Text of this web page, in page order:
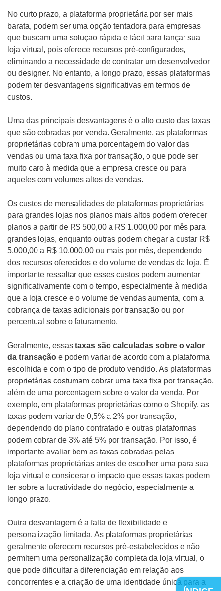
No curto prazo, a plataforma proprietária por ser mais
barata, podem ser uma opção tentadora para empresas
que buscam uma solução rápida e fácil para lançar sua
loja virtual, pois oferece recursos pré-configurados,
eliminando a necessidade de contratar um desenvolvedor
ou designer. No entanto, a longo prazo, essas plataformas
podem ter desvantagens significativas em termos de
custos.
Uma das principais desvantagens é o alto custo das taxas
que são cobradas por venda. Geralmente, as plataformas
proprietárias cobram uma porcentagem do valor das
vendas ou uma taxa fixa por transação, o que pode ser
muito caro à medida que a empresa cresce ou para
aqueles com volumes altos de vendas.
Os custos de mensalidades de plataformas proprietárias
para grandes lojas nos planos mais altos podem oferecer
planos a partir de R$ 500,00 a R$ 1.000,00 por mês para
grandes lojas, enquanto outras podem chegar a custar R$
5.000,00 a R$ 10.000,00 ou mais por mês, dependendo
dos recursos oferecidos e do volume de vendas da loja. É
importante ressaltar que esses custos podem aumentar
significativamente com o tempo, especialmente à medida
que a loja cresce e o volume de vendas aumenta, com a
cobrança de taxas adicionais por transação ou por
percentual sobre o faturamento.
Geralmente, essas taxas são calculadas sobre o valor
da transação e podem variar de acordo com a plataforma
escolhida e com o tipo de produto vendido. As plataformas
proprietárias costumam cobrar uma taxa fixa por transação,
além de uma porcentagem sobre o valor da venda. Por
exemplo, em plataformas proprietárias como o Shopify, as
taxas podem variar de 0,5% a 2% por transação,
dependendo do plano contratado e outras plataformas
podem cobrar de 3% até 5% por transação. Por isso, é
importante avaliar bem as taxas cobradas pelas
plataformas proprietárias antes de escolher uma para sua
loja virtual e considerar o impacto que essas taxas podem
ter sobre a lucratividade do negócio, especialmente a
longo prazo.
Outra desvantagem é a falta de flexibilidade e
personalização limitada. As plataformas proprietárias
geralmente oferecem recursos pré-estabelecidos e não
permitem uma personalização completa da loja virtual, o
que pode dificultar a diferenciação em relação aos
concorrentes e a criação de uma identidade única para a